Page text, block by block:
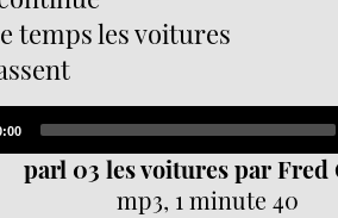
temps les voitures
Player
parl 03 les voitures par Fred
mp3, 1 minute 40